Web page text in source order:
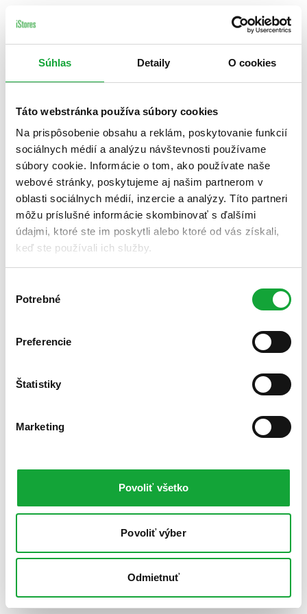
Súhlas Detaily O cookies
Táto webstránka používa súbory cookies
Na prispôsobenie obsahu a reklám, poskytovanie funkcií
sociálnych médií a analýzu návštevnosti používame
súbory cookie. Informácie o tom, ako používate naše
webové stránky, poskytujeme aj našim partnerom v
oblasti sociálnych médií, inzercie a analýzy. Títo partneri
môžu príslušné informácie skombinovať s ďalšími
údajmi, ktoré ste im poskytli alebo ktoré od vás získali,
keď ste používali ich služby.
súhlasu
Potrebné
Preferencie
Štatistiky
Marketing
Povoliť všetko
Povoliť výber
Odmietnuť